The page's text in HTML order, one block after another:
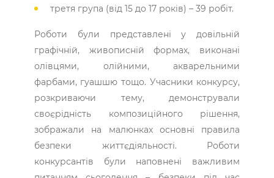
третя група (від 15 до 17 років) – 39 робіт.
Роботи були представлені у довільній
графічній, живописній формах, виконані
олівцями, олійними, акварельними
фарбами, гуашшю тощо. Учасники конкурсу,
розкриваючи тему, демонстрували
своєрідність композиційного рішення,
зображали на малюнках основні правила
безпеки життєдіяльності. Роботи
конкурсантів були наповнені важливим